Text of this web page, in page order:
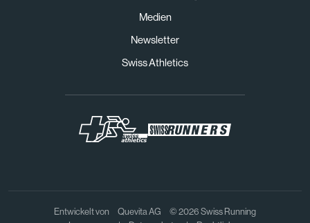
Medien
Newsletter
Swiss Athletics
Entwickelt von Quevita AG
© 2026 Swiss Running